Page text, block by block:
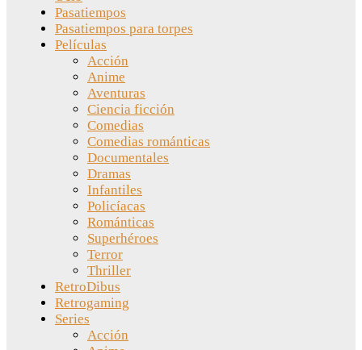
Pasatiempos
Pasatiempos para torpes
Películas
Acción
Anime
Aventuras
Ciencia ficción
Comedias
Comedias románticas
Documentales
Dramas
Infantiles
Policíacas
Románticas
Superhéroes
Terror
Thriller
RetroDibus
Retrogaming
Series
Acción